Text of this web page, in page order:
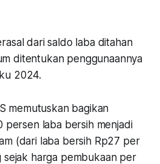
dari saldo laba ditahan
ditentukan penggunaannya
2024.
memutuskan bagikan
persen laba bersih menjadi
(dari laba bersih Rp27 per
sejak harga pembukaan per